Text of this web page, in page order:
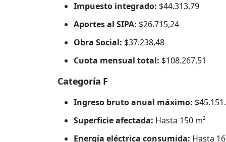
Impuesto integrado: $44.313,79
Aportes al SIPA: $26.715,24
Obra Social: $37.238,48
Cuota mensual total: $108.267,51
Categoría F
Ingreso bruto anual máximo:
Superficie afectada: Hasta 150 m²
Energía eléctrica consumida: Hasta